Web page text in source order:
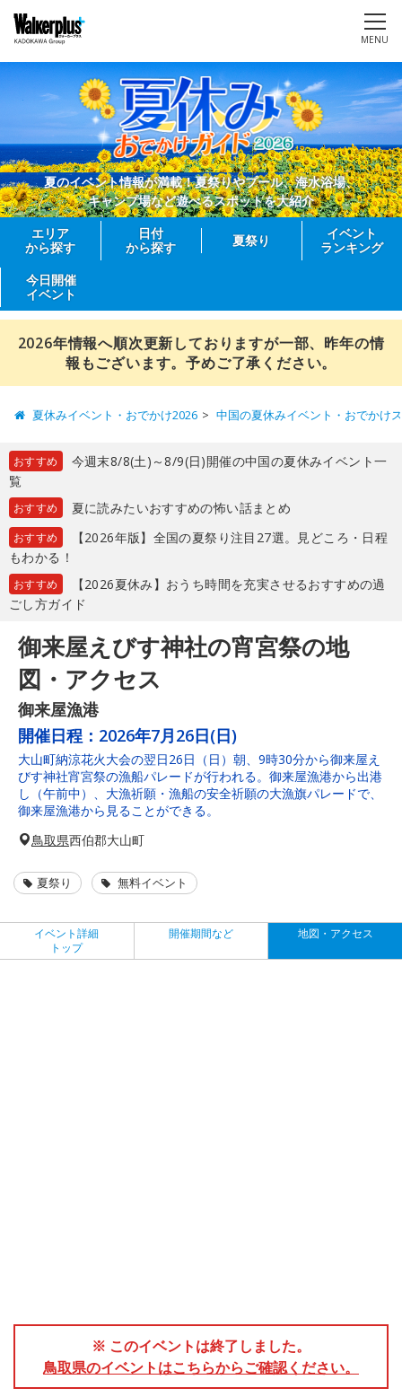
MENU
夏のイベント情報が満載！夏祭りやプール、海水浴場、
キャンプ場など遊べるスポットを大紹介
エリア
から探す
日付
から探す
夏祭り
イベント
ランキング
今日開催
イベント
2026年情報へ順次更新しておりますが一部、昨年の情
報もございます。予めご了承ください。
夏休みイベント・おでかけ2026 中国の夏休みイベント・おでかけ
おすすめ
今週末8/8(土)～8/9(日)開催の中国の夏休みイベント一
覧
おすすめ 夏に読みたいおすすめの怖い話まとめ
おすすめ
【2026年版】全国の夏祭り注目27選。見どころ・日程
もわかる！
おすすめ
【2026夏休み】おうち時間を充実させるおすすめの過
ごし方ガイド
御来屋えびす神社の宵宮祭の地
図・アクセス
御来屋漁港
開催日程： 2026年7月26日(日)
大山町納涼花火大会の翌日26日（日）朝、9時30分から御来屋え
びす神社宵宮祭の漁船パレードが行われる。御来屋漁港から出港
し（午前中）、大漁祈願・漁船の安全祈願の大漁旗パレードで、
御来屋漁港から見ることができる。
鳥取県西伯郡大山町
夏祭り 無料イベント
イベント詳細
トップ
開催期間など 地図・アクセス
※ このイベントは終了しました。
鳥取県のイベントはこちらからご確認ください。